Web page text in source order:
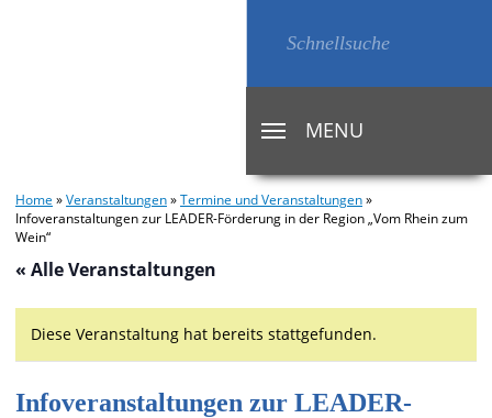
TOGGLE
NAVIGATION
MENU
Home »Veranstaltungen»Termine und Veranstaltungen»
Infoveranstaltungen zur LEADER-Förderung in der Region „Vom Rhein zum
Wein“
« Alle Veranstaltungen
Diese Veranstaltung hat bereits stattgefunden.
Infoveranstaltungen zur LEADER-